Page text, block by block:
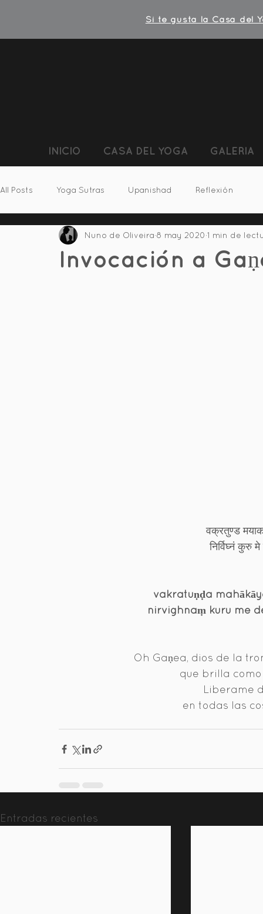
Si te gusta la Casa del
INICIO CASA DEL YOGA GALERIA
All Posts Yoga Sutras Upanishad Reflexión
Invocación a
Nuno de Oliveira 8 may 2020 1 min de
वक्रतुण्ड
निर्विघ्नं कुरु मे
vakratuṇḍa
nirvighnaṃ kuru me
Oh Gaṇea, dios de la
que brilla
Liberame
en todas las
Entradas recientes